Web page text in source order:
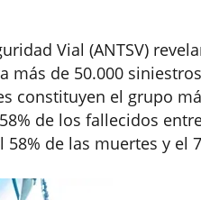
Vial (ANTSV)
más de 50.000
constituyen el grupo
de los fallecidos
de las muertes y el